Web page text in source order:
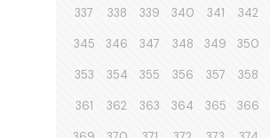
337 338 339 340 341 342
345 346 347 348 349 350
353 354 355 356 357 358
361 362 363 364 365 366